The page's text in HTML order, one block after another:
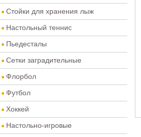
Стойки для хранения лыж
Настольный теннис
Пьедесталы
Сетки заградительные
Флорбол
Футбол
Хоккей
Настольно-игровые